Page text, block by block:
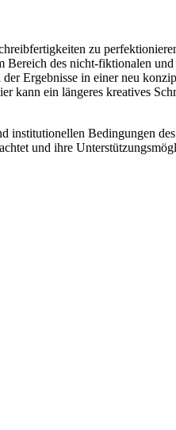
zu
des nicht-fiktionalen
Ergebnisse in einer neu
kann ein längeres kreatives
Bedingungen
und ihre